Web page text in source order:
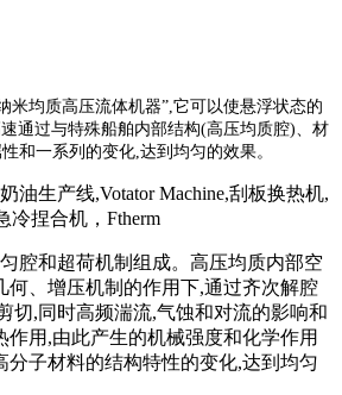
米均质高压流体机器”,它可以使悬浮状态的
通过与特殊船舶内部结构(高压均质腔)、材
和一系列的变化,达到均匀的效果。
腔和超荷机制组成。高压均质内部空
何、增压机制的作用下,通过齐次解腔
切,同时高频湍流,气蚀和对流的影响和
作用,由此产生的机械强度和化学作用
分子材料的结构特性的变化,达到均匀